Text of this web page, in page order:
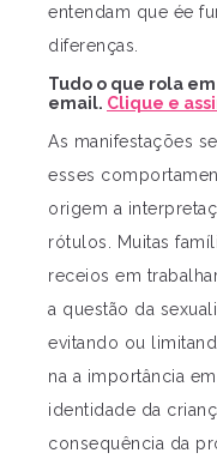
entendam que ée
diferenças.
Tudo o que rola
email. Clique e
As manifestações
esses
origem a
rótulos. Muitas
receios em
a questão da
evitando ou
na a importância
identidade da
consequência da